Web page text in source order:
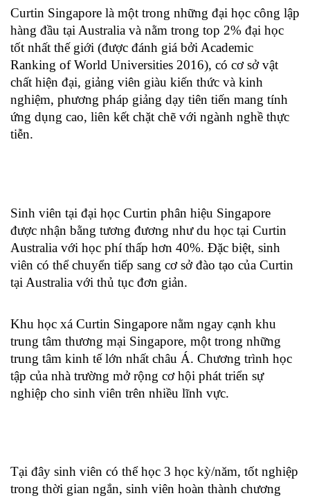
Curtin Singapore là một trong những đại học công lập
hàng đầu tại Australia và nằm trong top 2% đại học
tốt nhất thế giới (được đánh giá bởi Academic
Ranking of World Universities 2016), có cơ sở vật
chất hiện đại, giảng viên giàu kiến thức và kinh
nghiệm, phương pháp giảng dạy tiên tiến mang tính
ứng dụng cao, liên kết chặt chẽ với ngành nghề thực
tiễn.
Sinh viên tại đại học Curtin phân hiệu Singapore
được nhận bằng tương đương như du học tại Curtin
Australia với học phí thấp hơn 40%. Đặc biệt, sinh
viên có thể chuyển tiếp sang cơ sở đào tạo của Curtin
tại Australia với thủ tục đơn giản.
Khu học xá Curtin Singapore nằm ngay cạnh khu
trung tâm thương mại Singapore, một trong những
trung tâm kinh tế lớn nhất châu Á. Chương trình học
tập của nhà trường mở rộng cơ hội phát triển sự
nghiệp cho sinh viên trên nhiều lĩnh vực.
Tại đây sinh viên có thể học 3 học kỳ/năm, tốt nghiệp
trong thời gian ngắn, sinh viên hoàn thành chương